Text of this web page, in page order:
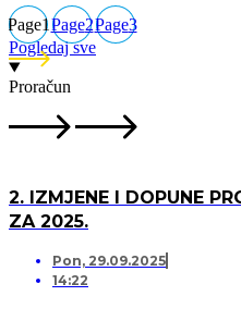
Page1Page2Page3
Pogledaj sve
Proračun
2. IZMJENE I DOPUNE
ZA 2025.
Pon, 29.09.2025
14:22